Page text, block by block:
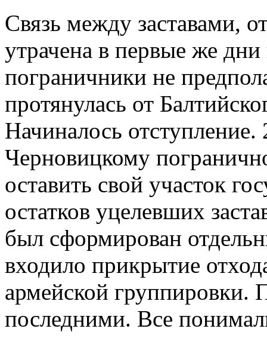
Связь между заставами,
утрачена в первые же
пограничники не
протянулась от
Начиналось
Черновицкому
оставить свой участок
остатков уцелевших
был сформирован
входило прикрытие
армейской группировки.
последними. Все